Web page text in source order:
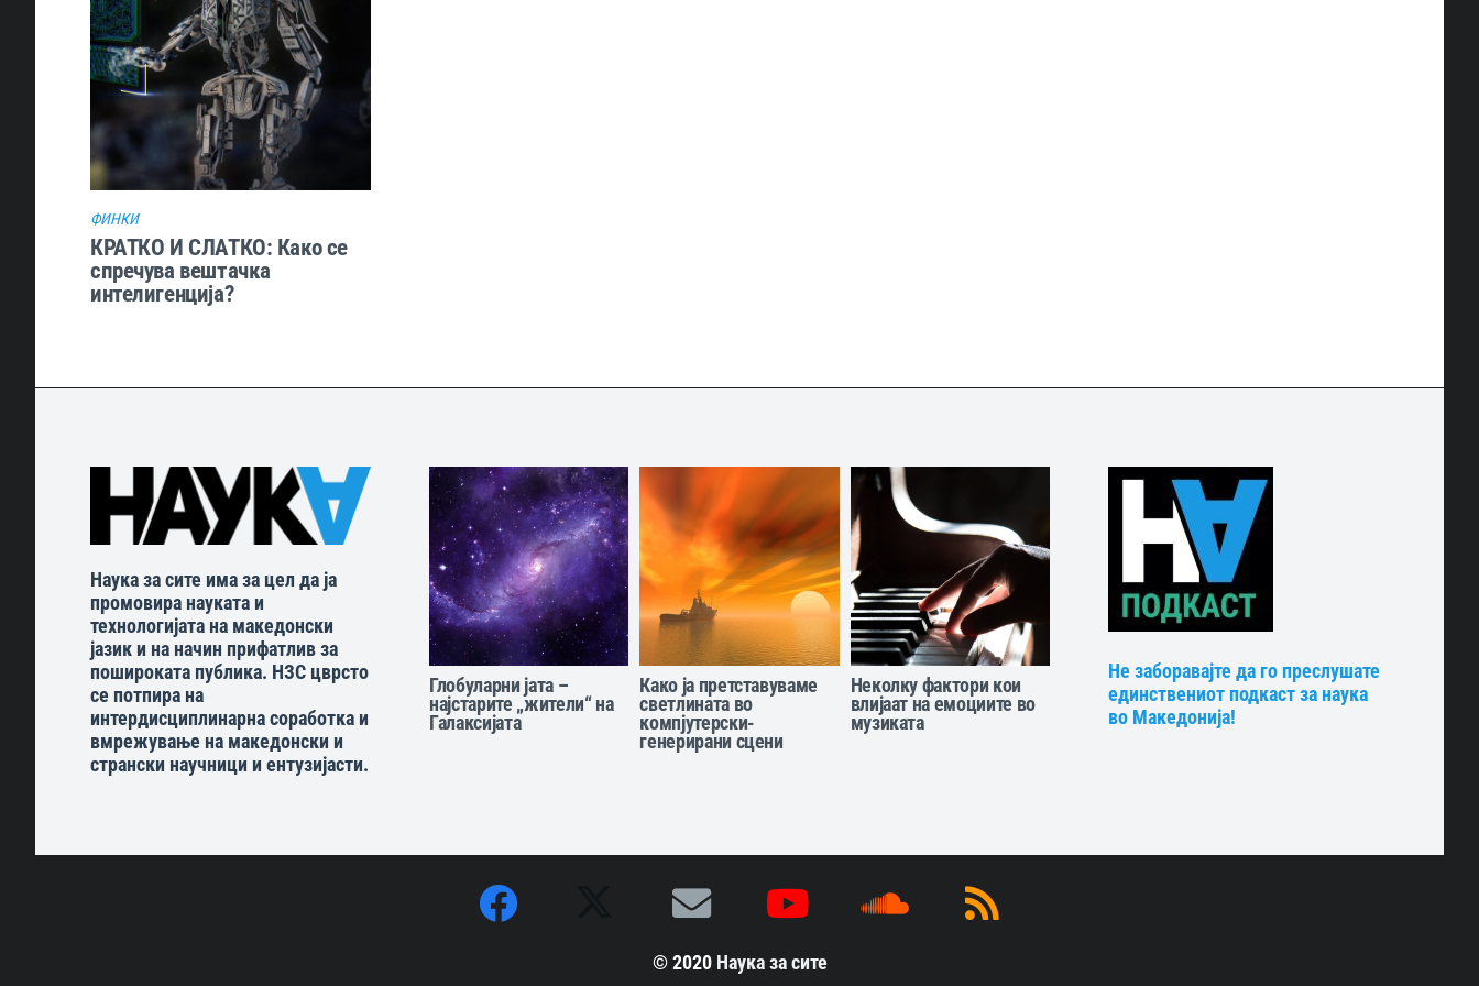
ФИНКИ
КРАТКО И СЛАТКО: Како се
спречува вештачка
интелигенција?
Наука за сите има за цел да ја
промовира науката и
технологијата на македонски
јазик и на начин прифатлив за
пошироката публика. НЗС цврсто
се потпира на
интердисциплинарна соработка и
вмрежување на македонски и
странски научници и ентузијасти.
Глобуларни јата –
најстарите „жители“ на
Галаксијата
Како ја претставуваме
светлината во
компјутерски-
генерирани сцени
Неколку фактори кои
влијаат на емоциите во
музиката
Не заборавајте да го преслушате
единствениот подкаст за наука
во Македонија!
© 2020 Наука за сите